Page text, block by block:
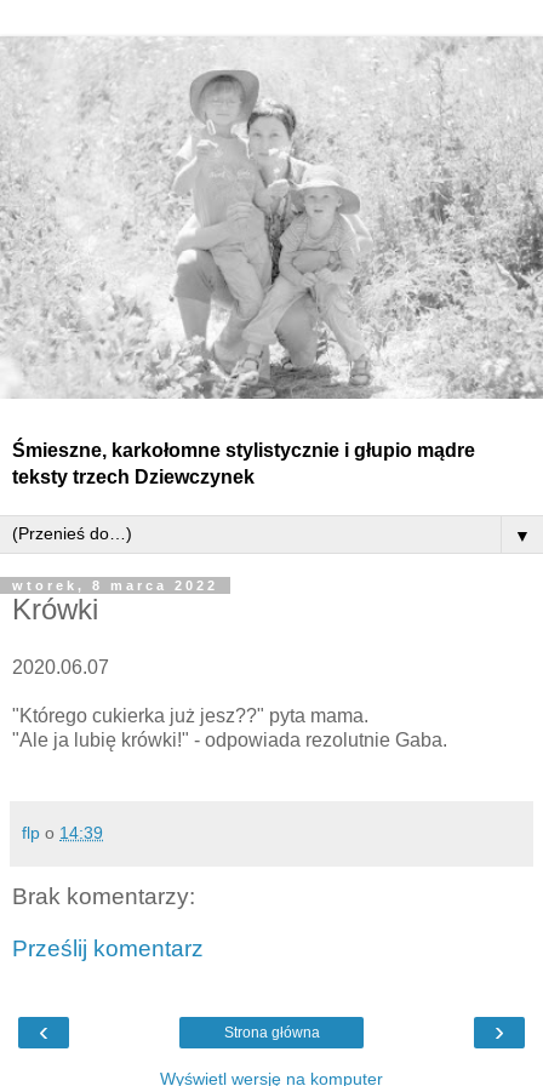
Śmieszne, karkołomne stylistycznie i głupio mądre
teksty trzech Dziewczynek
▼
wtorek, 8 marca 2022
Krówki
2020.06.07
"Którego cukierka już jesz??" pyta mama.
"Ale ja lubię krówki!" - odpowiada rezolutnie Gaba.
flp o 14:39
Brak komentarzy:
Prześlij komentarz
‹ ›
Strona główna
Wyświetl wersję na komputer